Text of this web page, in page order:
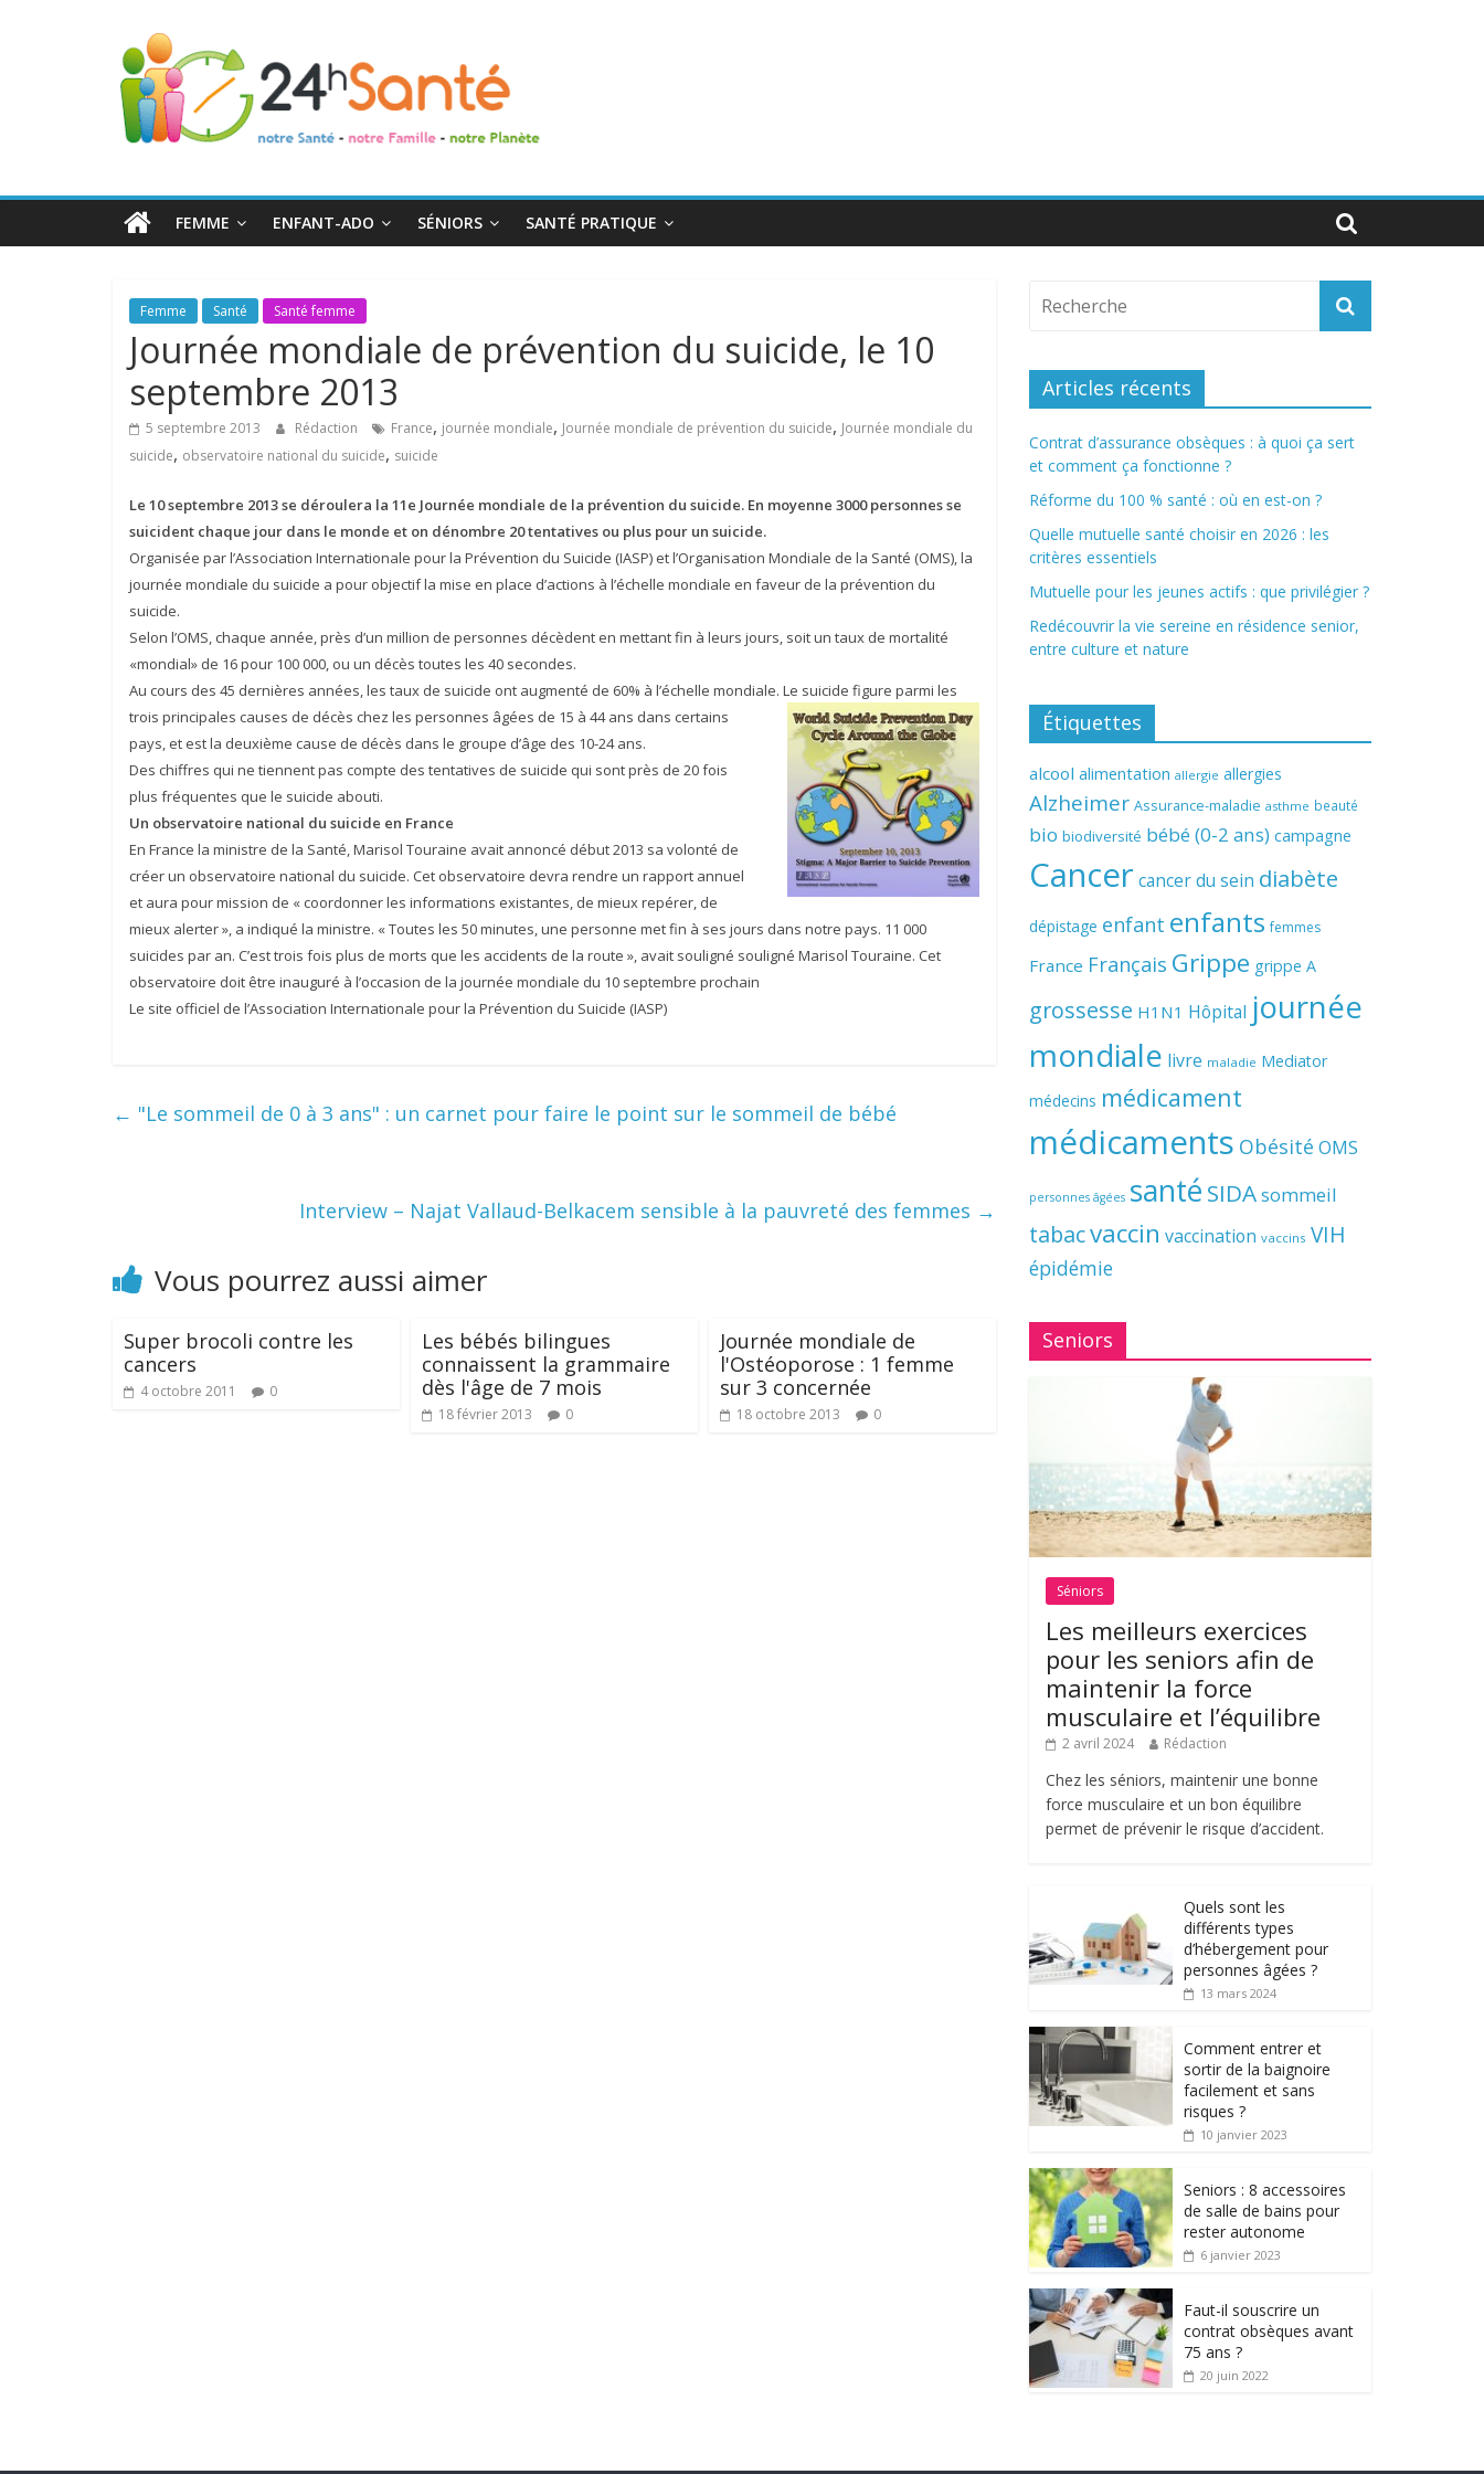
24h
Santé
toute
FEMME ENFANT-ADO SÉNIORS SANTÉ PRATIQUE
Femme Santé Santé femme
Journée mondiale de prévention du suicide, le 10
septembre 2013
5 septembre 2013 Rédaction France, journée mondiale, Journée mondiale de prévention du suicide, Journée mondiale du
suicide, observatoire national du suicide, suicide
Le 10 septembre 2013 se déroulera la 11e Journée mondiale de la prévention du suicide. En moyenne 3000 personnes se
suicident chaque jour dans le monde et on dénombre 20 tentatives ou plus pour un suicide.
Organisée par l’Association Internationale pour la Prévention du Suicide (IASP) et l’Organisation Mondiale de la Santé (OMS), la
journée mondiale du suicide a pour objectif la mise en place d’actions à l’échelle mondiale en faveur de la prévention du
suicide.
Selon l’OMS, chaque année, près d’un million de personnes décèdent en mettant fin à leurs jours, soit un taux de mortalité
«mondial» de 16 pour 100 000, ou un décès toutes les 40 secondes.
Au cours des 45 dernières années, les taux de suicide ont augmenté de 60% à l’échelle mondiale. Le suicide figure parmi les
trois principales causes de décès chez les personnes âgées de 15 à 44 ans dans certains
pays, et est la deuxième cause de décès dans le groupe d’âge des 10-24 ans.
Des chiffres qui ne tiennent pas compte des tentatives de suicide qui sont près de 20 fois
plus fréquentes que le suicide abouti.
Un observatoire national du suicide en France
En France la ministre de la Santé, Marisol Touraine avait annoncé début 2013 sa volonté de
créer un observatoire national du suicide. Cet observatoire devra rendre un rapport annuel
et aura pour mission de « coordonner les informations existantes, de mieux repérer, de
mieux alerter », a indiqué la ministre. « Toutes les 50 minutes, une personne met fin à ses jours dans notre pays. 11 000
suicides par an. C’est trois fois plus de morts que les accidents de la route », avait souligné souligné Marisol Touraine. Cet
observatoire doit être inauguré à l’occasion de la journée mondiale du 10 septembre prochain
Le site officiel de l’Association Internationale pour la Prévention du Suicide (IASP)
← "Le sommeil de 0 à 3 ans" : un carnet pour faire le point sur le sommeil de bébé
Interview – Najat Vallaud-Belkacem sensible à la pauvreté des femmes →
Vous pourrez aussi aimer
Super brocoli contre les
cancers
4 octobre 2011 0
Les bébés bilingues
connaissent la grammaire
dès l'âge de 7 mois
18 février 2013 0
Journée mondiale de
l'Ostéoporose : 1 femme
sur 3 concernée
18 octobre 2013 0
Articles récents
Contrat d’assurance obsèques : à quoi ça sert
et comment ça fonctionne ?
Réforme du 100 % santé : où en est-on ?
Quelle mutuelle santé choisir en 2026 : les
critères essentiels
Mutuelle pour les jeunes actifs : que privilégier ?
Redécouvrir la vie sereine en résidence senior,
entre culture et nature
Étiquettes
alcool alimentation allergie allergies
Alzheimer Assurance-maladie asthme beauté
bio biodiversité bébé (0-2 ans) campagne
Cancer cancer du sein diabète
dépistage enfant enfants femmes
France Français Grippe grippe A
grossesse H1N1 Hôpital journée
mondiale livre maladie Mediator
médecins médicament
médicaments Obésité OMS
personnes âgées santé SIDAsommeil
tabacvaccin vaccination vaccins VIH
épidémie
Seniors
Séniors
Les meilleurs exercices
pour les seniors afin de
maintenir la force
musculaire et l’équilibre
2 avril 2024 Rédaction
Chez les séniors, maintenir une bonne
force musculaire et un bon équilibre
permet de prévenir le risque d’accident.
Quels sont les
différents types
d’hébergement pour
personnes âgées ?
13 mars 2024
Comment entrer et
sortir de la baignoire
facilement et sans
risques ?
10 janvier 2023
Seniors : 8 accessoires
de salle de bains pour
rester autonome
6 janvier 2023
Faut-il souscrire un
contrat obsèques avant
75 ans ?
20 juin 2022